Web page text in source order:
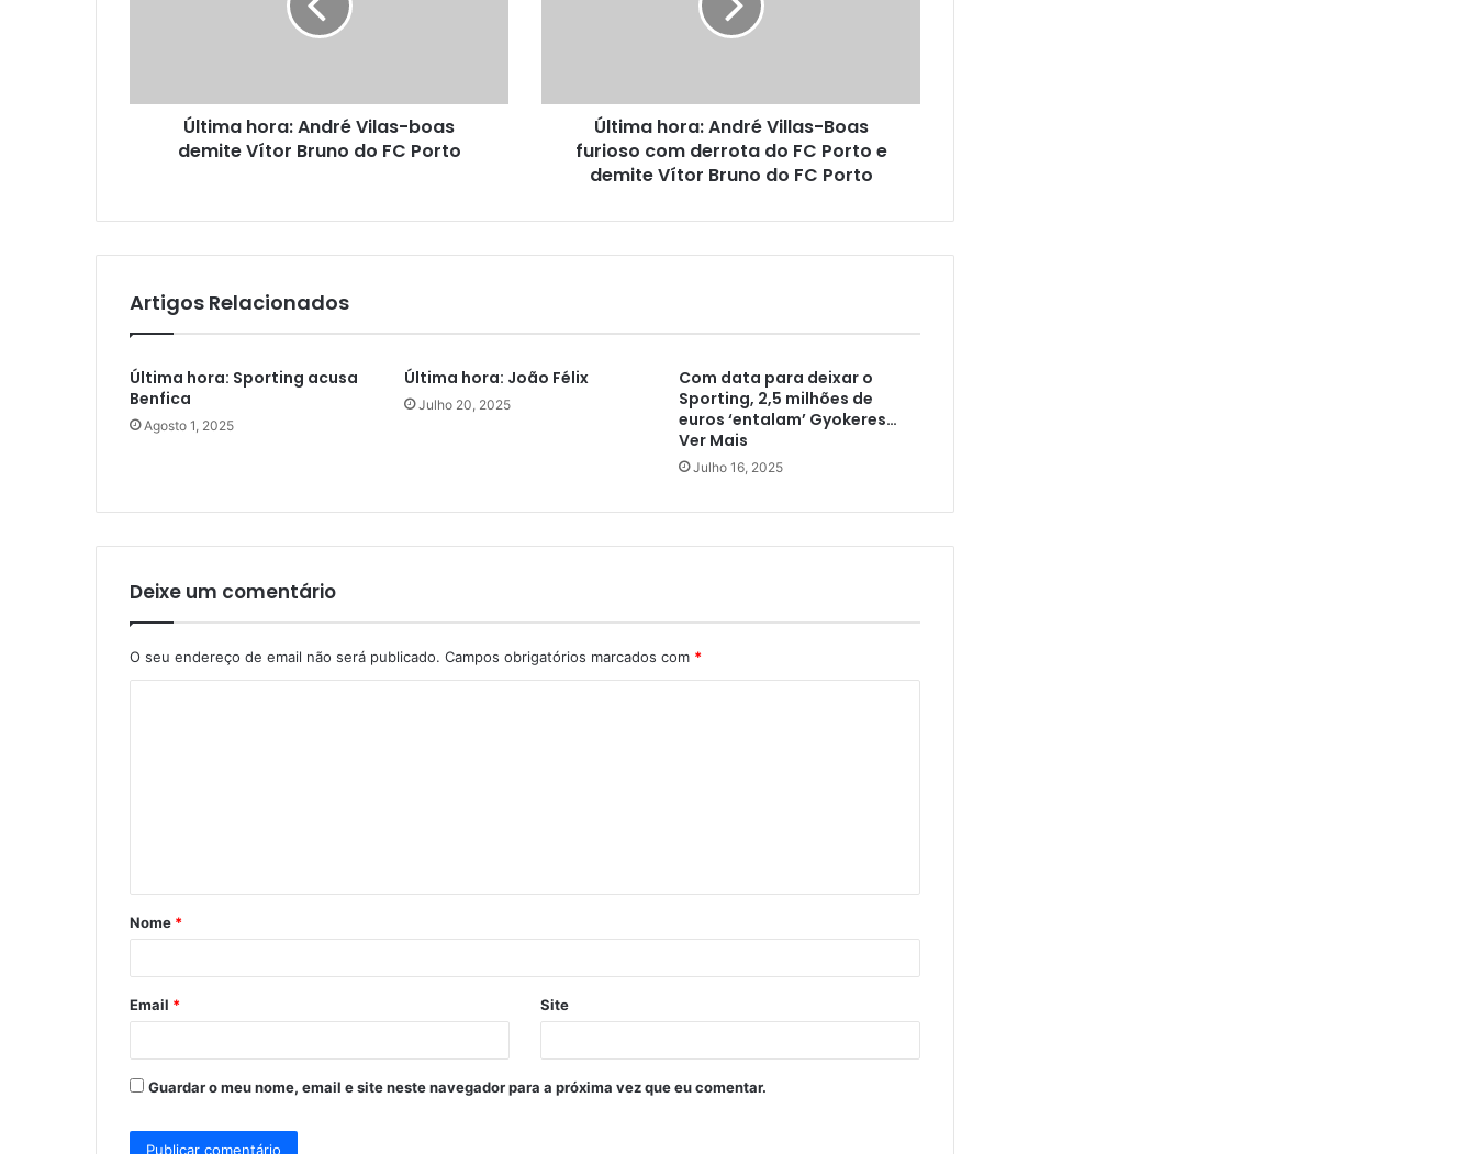
Última hora: André Vilas-boas
demite Vítor Bruno do FC Porto
Última hora: André Villas-Boas
furioso com derrota do FC Porto e
demite Vítor Bruno do FC Porto
Artigos Relacionados
Última hora: Sporting acusa
Benfica
Agosto 1, 2025
Última hora: João Félix
Julho 20, 2025
Com data para deixar o
Sporting, 2,5 milhões de
euros ‘entalam’ Gyokeres…
Ver Mais
Julho 16, 2025
Deixe um comentário
O seu endereço de email não será publicado. Campos obrigatórios marcados com *
á
r
*
Nome *
Email * Site
Guardar o meu nome, email e site neste navegador para a próxima vez que eu comentar.